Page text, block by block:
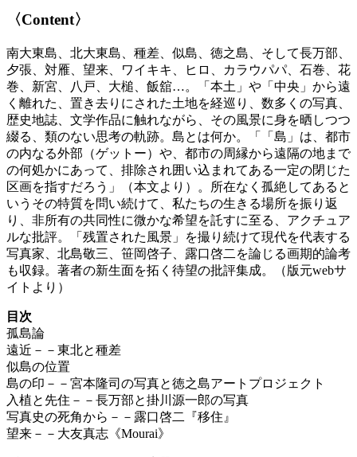
〈Content〉
南大東島、北大東島、種差、似島、徳之島、そして長万部、
夕張、対雁、望来、ワイキキ、ヒロ、カラウパパ、石巻、花
巻、新宮、八戸、大槌、飯舘…。「本土」や「中央」から遠
く離れた、置き去りにされた土地を経巡り、数多くの写真、
歴史地誌、文学作品に触れながら、その風景に身を晒しつつ
綴る、類のない思考の軌跡。島とは何か。「「島」は、都市
の内なる外部（ゲットー）や、都市の周縁から遠隔の地まで
の何処かにあって、排除され囲い込まれてある一定の閉じた
区画を指すだろう」（本文より）。所在なく孤絶してあると
いうその特質を問い続けて、私たちの生きる場所を振り返
り、非所有の共同性に微かな希望を託すに至る、アクチュア
ルな批評。「残置された風景」を撮り続けて現代を代表する
写真家、北島敬三、笹岡啓子、露口啓二を論じる画期的論考
も収録。著者の新生面を拓く待望の批評集成。（版元webサ
イトより）
目次
孤島論
遠近－－東北と種差
似島の位置
島の印－－宮本隆司の写真と徳之島アートプロジェクト
入植と先住－－長万部と掛川源一郎の写真
写真史の死角から－－露口啓二『移住』
望来－－大友真志《Mourai》